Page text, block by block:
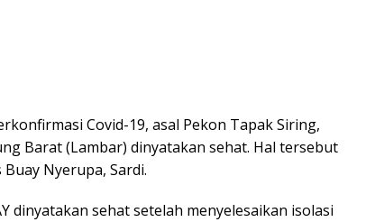
Covid-19, asal Pekon Tapak Siring,
Barat (Lambar) dinyatakan sehat. Hal tersebut
Nyerupa, Sardi.
dinyatakan sehat setelah menyelesaikan isolasi